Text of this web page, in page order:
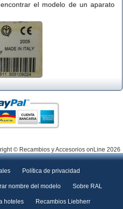
el modelo de un aparato
© Recambios y Accesorios onLine 2026
Política de privacidad
nombre del modelo Sobre RAL
hoteles Recambios Liebherr